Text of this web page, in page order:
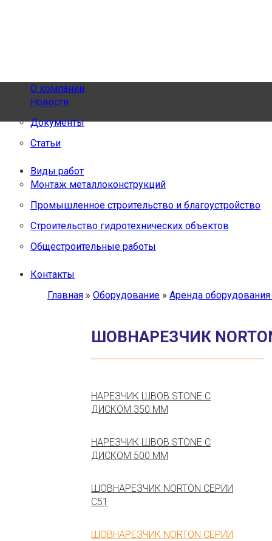
О компании
Новости
Документы
Статьи
Виды работ
Монтаж металлоконструкций
Промышленное строительство и благоустройство
Строительство гидротехнических объектов
Общестроительные работы
Контакты
Главная » Оборудование » Аренда
ШОВНАРЕЗЧИК
НАРЕЗЧИК ШВОВ STONE С
ДИСКОМ 350 ММ
НАРЕЗЧИК ШВОВ STONE С
ДИСКОМ 500 ММ
ШОВНАРЕЗЧИК NORTON СЕРИИ
С51
ШОВНАРЕЗЧИК NORTON СЕРИИ